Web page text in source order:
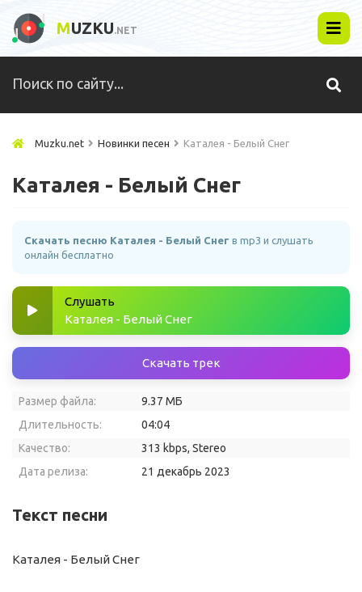
MUZKU.NET
Muzku.net Новинки песен Каталея - Белый Снег
Каталея - Белый Снег
Скачать песню Каталея - Белый Снег в mp3 и слушать
онлайн бесплатно
Слушать
Каталея - Белый Снег
Скачать трек
Размер файла:
9.37 МБ
Длительность:
04:04
Качество:
313 kbps, Stereo
Дата релиза:
21 декабрь 2023
Текст песни
Каталея - Белый Снег